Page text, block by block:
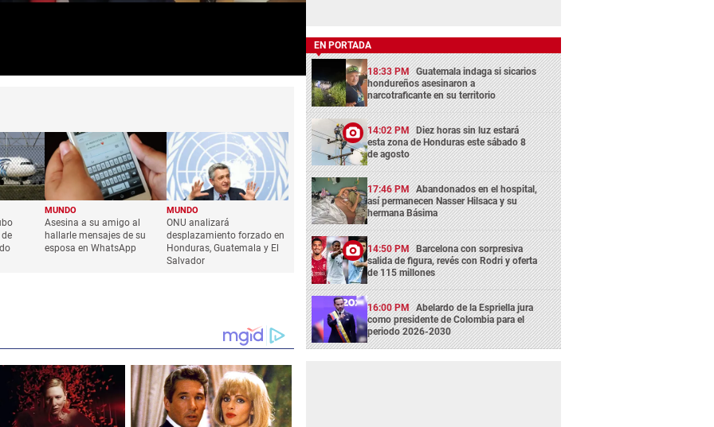
MUNDO
Asesina a su amigo al
hallarle mensajes de su
esposa en WhatsApp
MUNDO
ONU analizará
desplazamiento forzado en
Honduras, Guatemala y El
Salvador
EN PORTADA
18:33 PM Guatemala indaga si sicarios
hondureños asesinaron a
narcotraficante en su territorio
14:02 PM Diez horas sin luz estará
esta zona de Honduras este sábado 8
de agosto
17:46 PM Abandonados en el hospital,
así permanecen Nasser Hilsaca y su
hermana Básima
14:50 PM Barcelona con sorpresiva
salida de figura, revés con Rodri y oferta
de 115 millones
16:00 PM Abelardo de la Espriella jura
como presidente de Colombia para el
periodo 2026-2030